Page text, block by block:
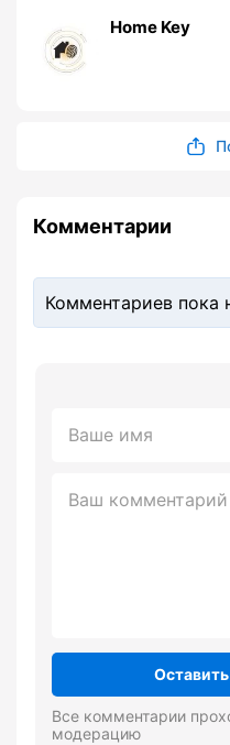
Home Key
Комментарии
Комментариев пока
Все комментарии
модерацию